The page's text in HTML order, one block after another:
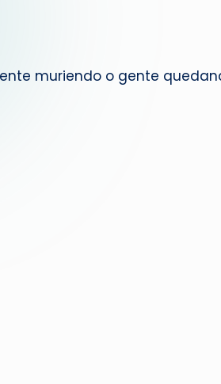
u
muriendo o gente